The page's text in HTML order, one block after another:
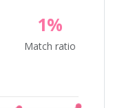
1%
Match ratio